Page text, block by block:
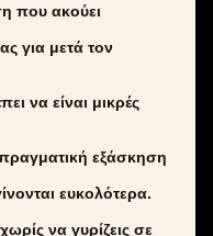
που ακούει
για μετά τον
να είναι μικρές
εξάσκηση
ευκολότερα.
να γυρίζεις σε